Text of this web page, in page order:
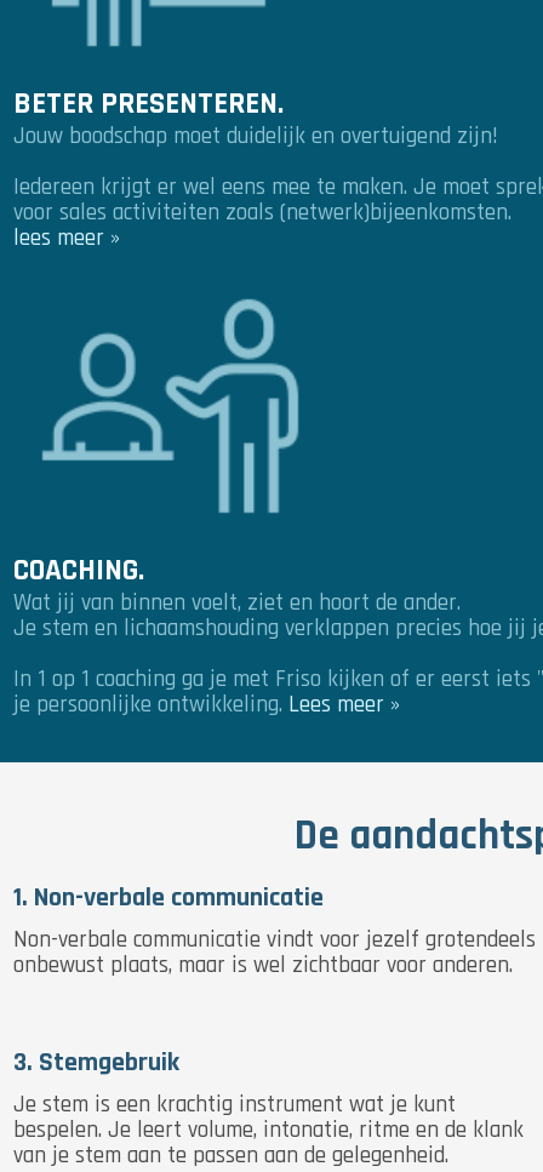
BETER PRESENTEREN.
Jouw boodschap moet duidelijk en overtuigend zijn!
Iedereen krijgt er wel eens mee te maken. Je moet
voor sales activiteiten zoals (netwerk)bijeenkomsten.
lees meer »
COACHING.
Wat jij van binnen voelt, ziet en hoort de ander.
Je stem en lichaamshouding verklappen precies hoe jij
In 1 op 1 coaching ga je met Friso kijken of er eerst
je persoonlijke ontwikkeling. Lees meer »
De
1. Non-verbale communicatie
Non-verbale communicatie vindt voor jezelf grotendeels
onbewust plaats, maar is wel zichtbaar voor anderen.
3. Stemgebruik
Je stem is een krachtig instrument wat je kunt
bespelen. Je leert volume, intonatie, ritme en de klank
van je stem aan te passen aan de gelegenheid.